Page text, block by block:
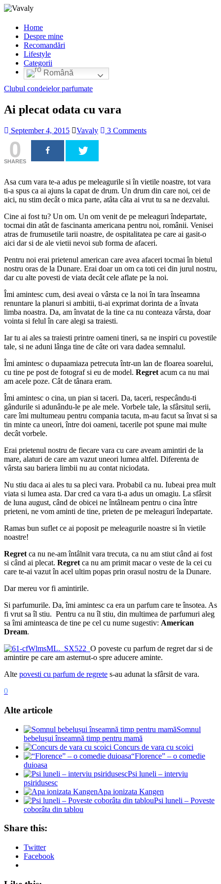
Home
Despre mine
Recomandări
Lifestyle
Categorii
Română
Clubul condeielor parfumate
Ai plecat odata cu vara
September 4, 2015 Vavaly 3 Comments
0
SHARES
Asa cum vara te-a adus pe meleagurile si în vietile noastre, tot vara
ti-a spus ca ai ajuns la capat de drum. Un drum din care noi, cei de
aici, nu stim decât o mica parte, atâta câta ai vrut tu sa ne dezvalui.
Cine ai fost tu? Un om. Un om venit de pe meleaguri îndepartate,
tocmai din atât de fascinanta americana pentru noi, românii. Venisei
atras de frumusetile tarii noastre, de ospitalitatea pe care ai gasit-o
aici dar si de ale vietii nevoi sub forma de afaceri.
Pentru noi erai prietenul american care avea afaceri tocmai în bietul
nostru oras de la Dunare. Erai doar un om ca toti cei din jurul nostru,
dar cu alte povesti de viata decât cele aflate pe la noi.
Îmi amintesc cum, desi aveai o vârsta ce la noi în tara înseamna
renuntare la planuri si ambitii, ti-ai exprimat dorinta de a învata
limba noastra. Da, am învatat de la tine ca nu conteaza vârsta, doar
vointa si felul în care alegi sa traiesti.
Iar tu ai ales sa traiesti printre oameni tineri, sa ne inspiri cu povestile
tale, si ne aduni lânga tine de câte ori vara dadea semnalul.
Îmi amintesc o dupaamiaza petrecuta într-un lan de floarea soarelui,
cu tine pe post de fotograf si eu de model. Regret acum ca nu mai
am acele poze. Cât de tânara eram.
Îmi amintesc o cina, un pian si taceri. Da, taceri, respecându-ti
gândurile si adunându-le pe ale mele. Vorbele tale, la sfârsitul serii,
care îmi multumeau pentru compania tacuta, m-au facut sa învat si sa
tin minte ca uneori, între doi oameni, tacerile pot spune mai multe
decât vorbele.
Erai prietenul nostru de fiecare vara cu care aveam amintiri de la
mare, alaturi de care am vazut uneori lumea altfel. Diferenta de
vârsta sau bariera limbii nu au contat niciodata.
Nu stiu daca ai ales tu sa pleci vara. Probabil ca nu. Iubeai prea mult
viata si lumea asta. Dar cred ca vara ti-a adus un omagiu. La sfârsit
de luna august, când de obicei ne întâlneam pentru o cina între
prieteni, ne vom aminti de tine, prieten de pe meleaguri îndepartate.
Ramas bun suflet ce ai poposit pe meleagurile noastre si în vietile
noastre!
Regret ca nu ne-am întâlnit vara trecuta, ca nu am stiut când ai fost
si când ai plecat. Regret ca nu am primit macar o veste de la cei cu
care te-ai vazut în acel ultim popas prin orasul nostru de la Dunare.
Dar mereu vor fi amintirile.
Si parfumurile. Da, îmi amintesc ca era un parfum care te însotea. As
fi vrut sa îl stiu. Pentru ca nu îl stiu, din multimea de parfumuri aleg
sa îmi aminteasca de tine pe cel cu nume sugestiv: American
Dream.
O poveste cu parfum de regret dar si de
amintire pe care am asternut-o spre aducere aminte.
Alte povesti cu parfum de regrete s-au adunat la sfârsit de vara.
0
Alte articole
Somnul
bebelușui înseamnă timp pentru mamă
Concurs de vara cu scoici
“Florence” – o comedie
duioasa
Psi luneli – interviu
psiridusesc
Apa ionizata Kangen
Psi luneli – Poveste
coborâta din tablou
Share this:
Twitter
Facebook